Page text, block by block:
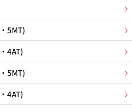
5MT)
4AT)
5MT)
4AT)